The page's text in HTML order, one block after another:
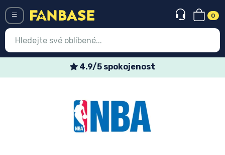
0
4.9/5 spokojenost
Nejnovější věci